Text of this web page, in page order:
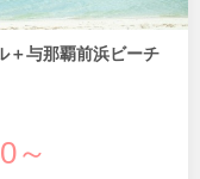
＋与那覇前浜ビーチ
～